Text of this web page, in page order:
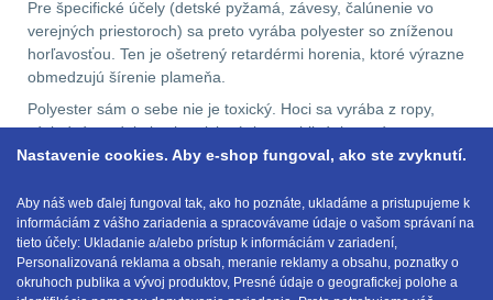
11
12GA, 20GA10
.44 .45
.357 .38 (9mm)7
Pre špecifické účely (detské pyžamá, závesy, čalúnenie vo
verejných priestoroch) sa preto vyrába polyester so zníženou
horľavosťou. Ten je ošetrený retardérmi horenia, ktoré výrazne
obmedzujú šírenie plameňa.
Polyester sám o sebe nie je toxický. Hoci sa vyrába z ropy,
výsledný produkt je chemicky úplne stabilný, inertný a za
bežných podmienok neuvoľňuje žiadne škodlivé látky. Je
reakcie, čo z neho robí ideálny materiál aj pre zdravotnícke
textílie alebo výplne vankúšov a paplónov.
Nastavenie cookies. Aby e-shop fungoval, ako ste zvyknutí.
Aby náš web ďalej fungoval tak, ako ho poznáte, ukladáme a pristupujeme k
informáciám z vášho zariadenia a spracovávame údaje o vašom správaní na
tieto účely: Ukladanie a/alebo prístup k informáciám v zariadení,
Personalizovaná reklama a obsah, meranie reklamy a obsahu, poznatky o
okruhoch publika a vývoj produktov, Presné údaje o geografickej polohe a